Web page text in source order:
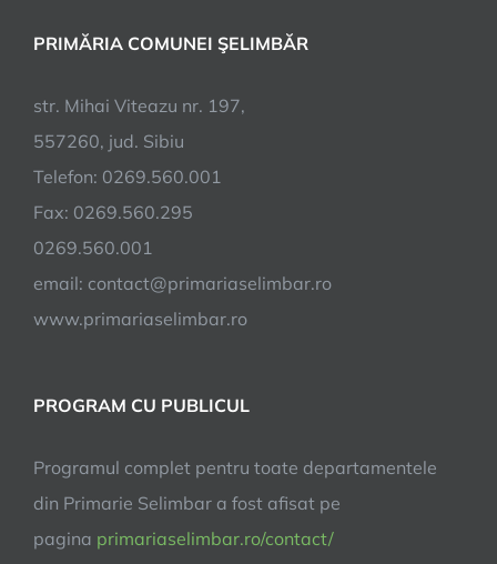
PRIMĂRIA COMUNEI ŞELIMBĂR
str. Mihai Viteazu nr. 197,
557260, jud. Sibiu
Telefon: 0269.560.001
Fax: 0269.560.295
0269.560.001
email: contact@primariaselimbar.ro
www.primariaselimbar.ro
PROGRAM CU PUBLICUL
Programul complet pentru toate departamentele
din Primarie Selimbar a fost afisat pe
pagina primariaselimbar.ro/contact/